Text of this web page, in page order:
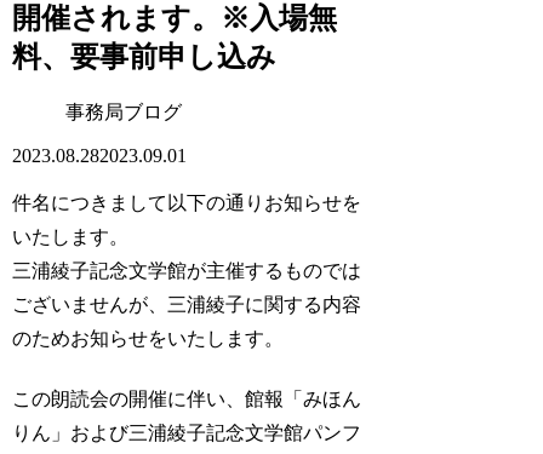
開催されます。※入場無
料、要事前申し込み
事務局ブログ
2023.08.282023.09.01
件名につきまして以下の通りお知らせを
いたします。
三浦綾子記念文学館が主催するものでは
ございませんが、三浦綾子に関する内容
のためお知らせをいたします。
この朗読会の開催に伴い、館報「みほん
りん」および三浦綾子記念文学館パンフ